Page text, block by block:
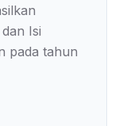
Isi
pada tahun